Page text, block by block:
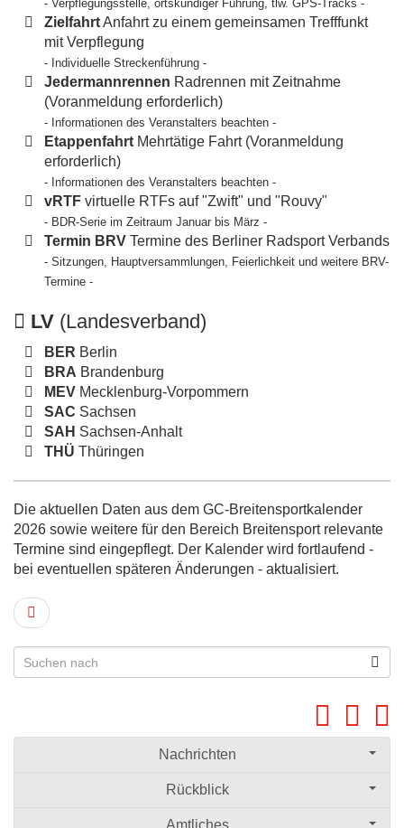
- Verpflegungsstelle, ortskundiger Führung, tlw. GPS-Tracks -
ZielfahrtAnfahrt zu einem gemeinsamen Trefffunkt
mit Verpflegung
- Individuelle Streckenführung -
Jedermannrennen Radrennen mit Zeitnahme
(Voranmeldung erforderlich)
- Informationen des Veranstalters beachten -
Etappenfahrt Mehrtätige Fahrt (Voranmeldung
erforderlich)
- Informationen des Veranstalters beachten -
vRTF virtuelle RTFs auf "Zwift" und "Rouvy"
- BDR-Serie im Zeitraum Januar bis März -
Termin BRV Termine des Berliner Radsport Verbands
- Sitzungen, Hauptversammlungen, Feierlichkeit und weitere BRV-
Termine -
LV (Landesverband)
BER Berlin
BRA Brandenburg
MEV Mecklenburg-Vorpommern
SAC Sachsen
SAH Sachsen-Anhalt
THÜ Thüringen
Die aktuellen Daten aus dem GC-Breitensportkalender
2026 sowie weitere für den Bereich Breitensport relevante
Termine sind eingepflegt. Der Kalender wird fortlaufend -
bei eventuellen späteren Änderungen - aktualisiert.
Nachrichten
Rückblick